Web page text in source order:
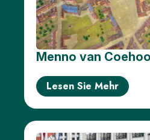
Menno van
Lesen Sie Mehr